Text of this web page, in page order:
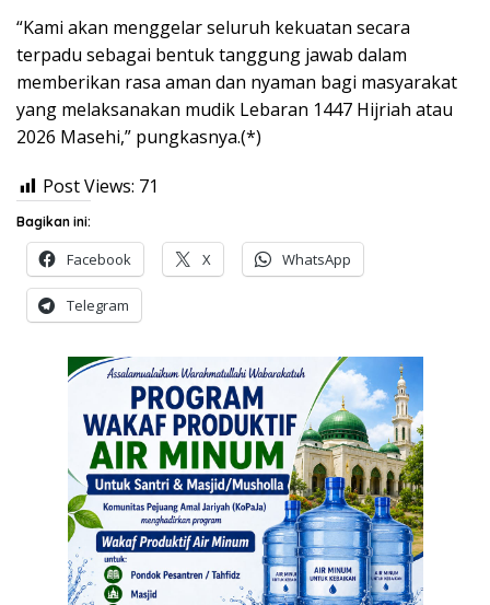
“Kami akan menggelar seluruh kekuatan secara
terpadu sebagai bentuk tanggung jawab dalam
memberikan rasa aman dan nyaman bagi masyarakat
yang melaksanakan mudik Lebaran 1447 Hijriah atau
2026 Masehi,” pungkasnya.(*)
Post Views: 71
Bagikan ini:
Facebook X WhatsApp
Telegram